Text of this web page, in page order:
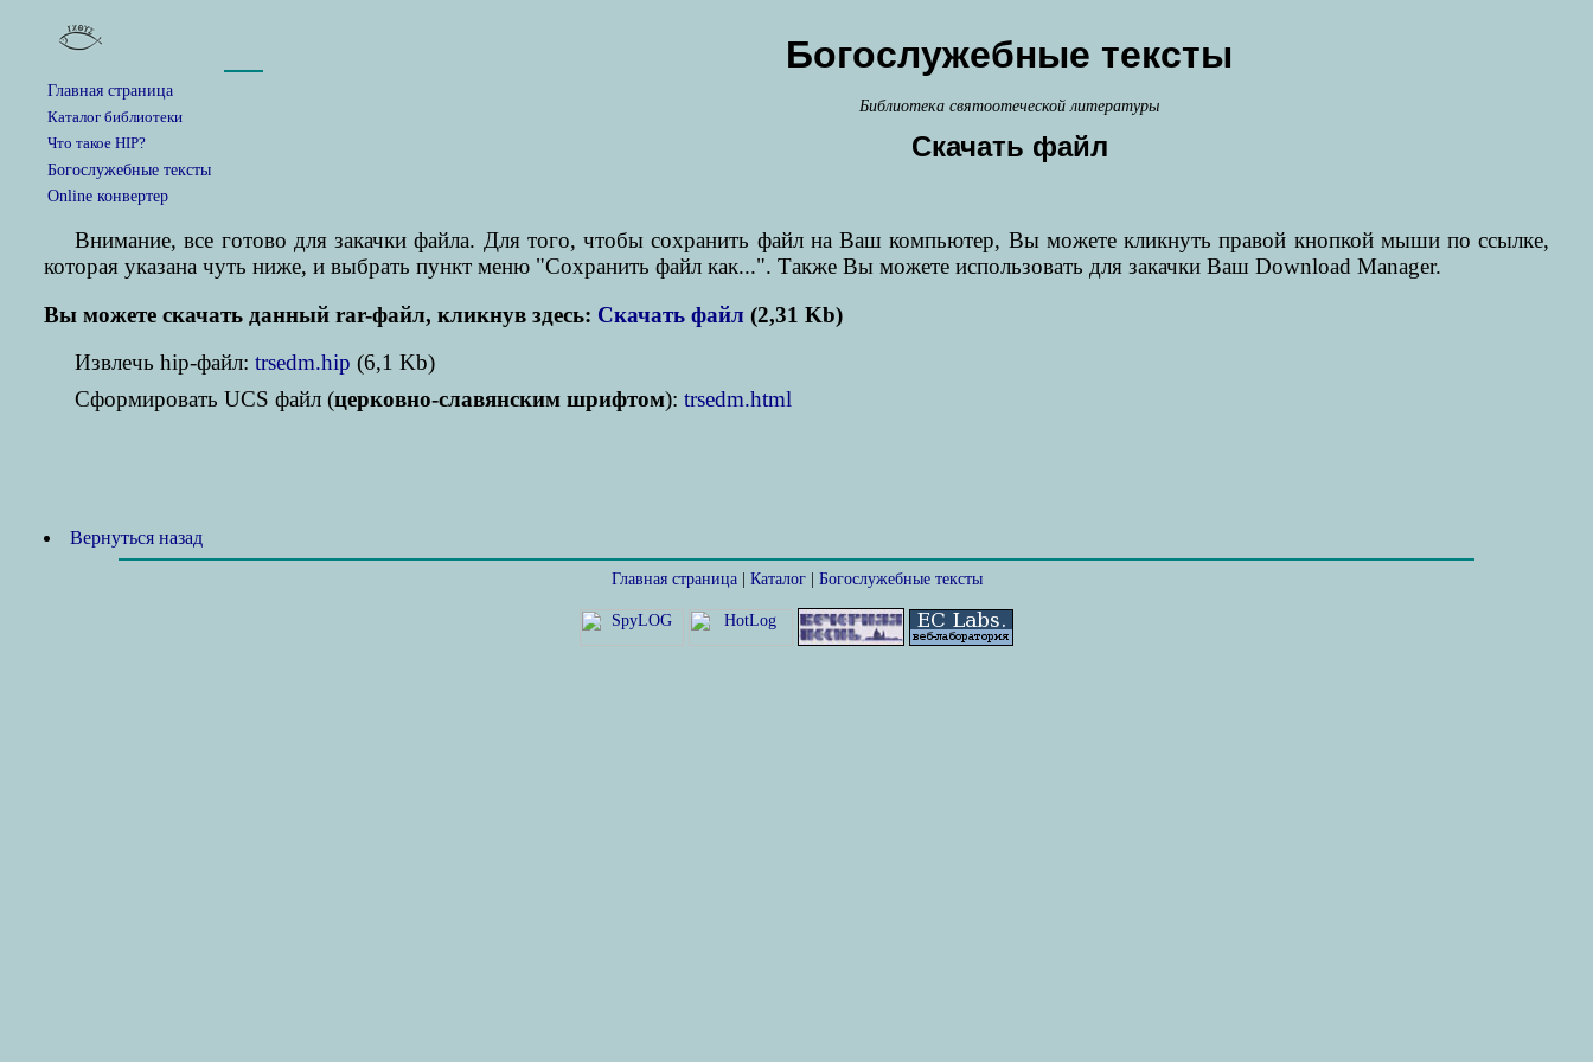
Главная страница
Каталог библиотеки
Что такое HIP?
Богослужебные тексты
Online конвертер
Богослужебные тексты
Библиотека святоотеческой литературы
Скачать файл
Внимание, все готово для закачки файла. Для того, чтобы сохранить файл на Ваш компьютер, Вы можете кликнуть правой кнопкой мыши по ссылке,
которая указана чуть ниже, и выбрать пункт меню "Сохранить файл как...". Также Вы можете использовать для закачки Ваш Download Manager.
Вы можете скачать данный rar-файл, кликнув здесь: Скачать файл (2,31 Kb)
Извлечь hip-файл:trsedm.hip (6,1 Kb)
Cформировать UCS файл (церковно-славянским шрифтом):trsedm.html
Вернуться назад
Главная страница| Каталог| Богослужебные тексты